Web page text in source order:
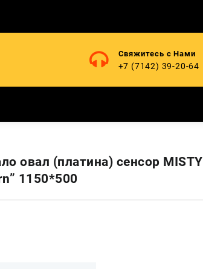
Свяжитесь с Нами
+7 (7142) 39-20-64
овал (платина) сенсор MISTY
1150*500